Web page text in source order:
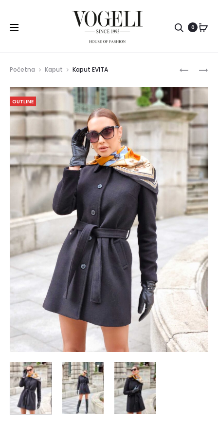
0
KAPUT
SUKNJA
Početna Kaput Kaput EVITA
OUTLINE